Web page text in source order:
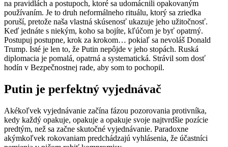
na pravidlách a postupoch, ktoré sa udomácnili opakovaným
používaním. Je to druh neformálneho rituálu, ktorý sa zriedka
poruší, pretože naša vlastná skúsenosť ukazuje jeho užitočnosť.
Keď jednáte s niekým, koho sa bojíte, kľúčom je byť opatrný.
Postupuj postupne, krok za krokom… pokiaľ sa nevoláš Donald
Trump. Isté je len to, že Putin nepôjde v jeho stopách. Ruská
diplomacia je pomalá, opatrná a systematická. Strávil som dosť
hodín v Bezpečnostnej rade, aby som to pochopil.
Putin je perfektný vyjednávač
Akékoľvek vyjednávanie začína fázou pozorovania protivníka,
kedy každý opakuje, opakuje a opakuje svoje najtvrdšie pozície
predtým, než sa začne skutočné vyjednávanie. Paradoxne
akýmkoľvek rokovaniam predchádzajú vyhlásenia, že účastníci